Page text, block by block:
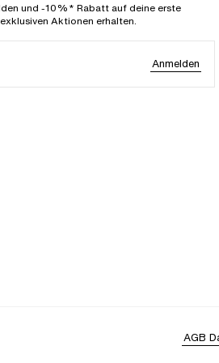
und -10%* Rabatt auf deine erste
Aktionen erhalten.
Anmelden
AGB